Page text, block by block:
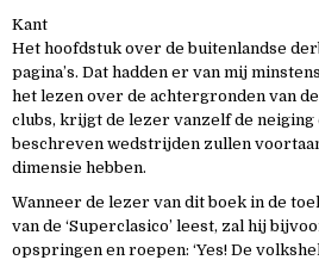
Kant
Het hoofdstuk over de buitenlandse
pagina’s. Dat hadden er van mij
het lezen over de achtergronden van
clubs, krijgt de lezer vanzelf de neiging
beschreven wedstrijden zullen
dimensie hebben.
Wanneer de lezer van dit boek in de
van de ‘Superclasico’ leest, zal hij
opspringen en roepen: ‘Yes! De